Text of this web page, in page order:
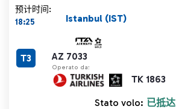
预计时间:
18:25
AZ 7033
Operato da:
TK 1863
Istanbul (IST)
T3
Stato volo: 已抵达